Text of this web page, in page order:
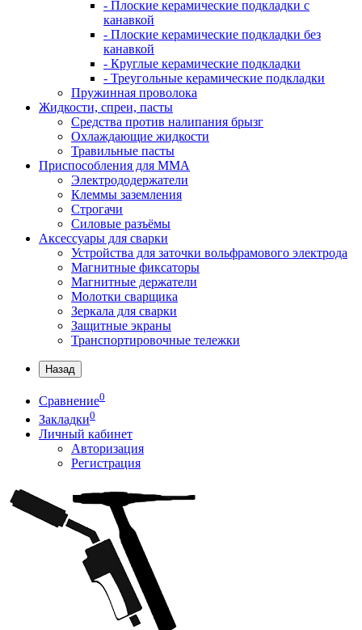
- Плоские керамические подкладки с
канавкой
- Плоские керамические подкладки без
канавкой
- Круглые керамические подкладки
- Треугольные керамические подкладки
Пружинная проволока
Жидкости, спреи, пасты
Средства против налипания брызг
Охлаждающие жидкости
Травильные пасты
Приспособления для ММА
Электрододержатели
Клеммы заземления
Строгачи
Силовые разъёмы
Аксессуары для сварки
Устройства для заточки вольфрамового электрода
Магнитные фиксаторы
Магнитные держатели
Молотки сварщика
Зеркала для сварки
Защитные экраны
Транспортировочные тележки
Назад
Сравнение0
Закладки0
Личный кабинет
Авторизация
Регистрация